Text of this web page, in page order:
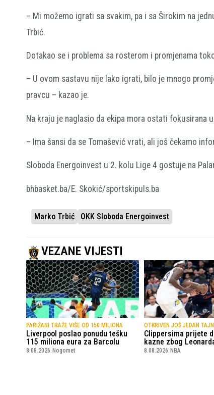
– Mi možemo igrati sa svakim, pa i sa Širokim na
Trbić.
Dotakao se i problema sa rosterom i promjenama
– U ovom sastavu nije lako igrati, bilo je mnogo
pravcu – kazao je.
Na kraju je naglasio da ekipa mora ostati fokusirana
– Ima šansi da se Tomašević vrati, ali još čekamo
Sloboda Energoinvest u 2. kolu Lige 4 gostuje na
bhbasket.ba/E. Skokić/sportskipuls.ba
Marko Trbić OKK Sloboda Energoinvest
VEZANE VIJESTI
PARIŽANI TRAŽE VIŠE OD 150 MILIONA
Liverpool poslao ponudu tešku
115 miliona eura za Barcolu
8.08.2026. Nogomet
OTKRIVEN JOŠ JEDAN
Clippersima prijete
kazne zbog
8.08.2026. NBA